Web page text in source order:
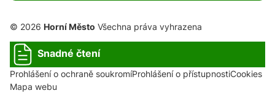
© 2026 Horní Město Všechna práva vyhrazena
Snadné čtení
Prohlášení o ochraně soukromíProhlášení o přístupnostiCookies
Mapa webu